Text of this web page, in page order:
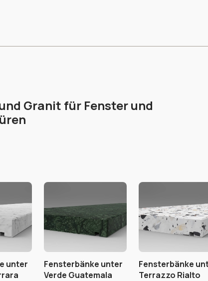
Granit für Fenster und
unter
Fensterbänke unter
Verde Guatemala
Fensterbänke
Terrazzo Rialto